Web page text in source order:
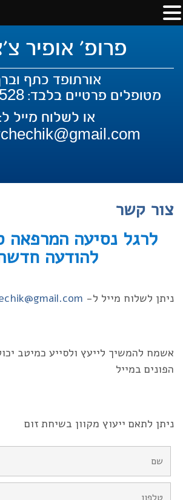
פרופ' אופיר
אורתופד כתף
מטופלים פרטיים בלבד:
או לשלוח מייל ל:
צור קשר
לרגל נסיעה המרפאה
להודעה
ניתן לשלוח מייל ל-
אשמח להמשיך לייעץ ולסייע כמיטב
הפונים במייל
ניתן לתאם ייעוץ מקוון בשיחת זום